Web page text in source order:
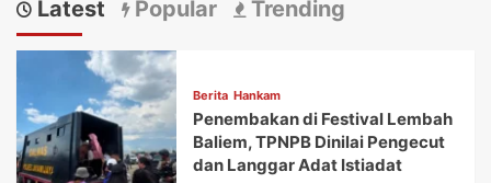
Latest Popular Trending
Berita Hankam
Penembakan di Festival Lembah
Baliem, TPNPB Dinilai Pengecut
dan Langgar Adat Istiadat